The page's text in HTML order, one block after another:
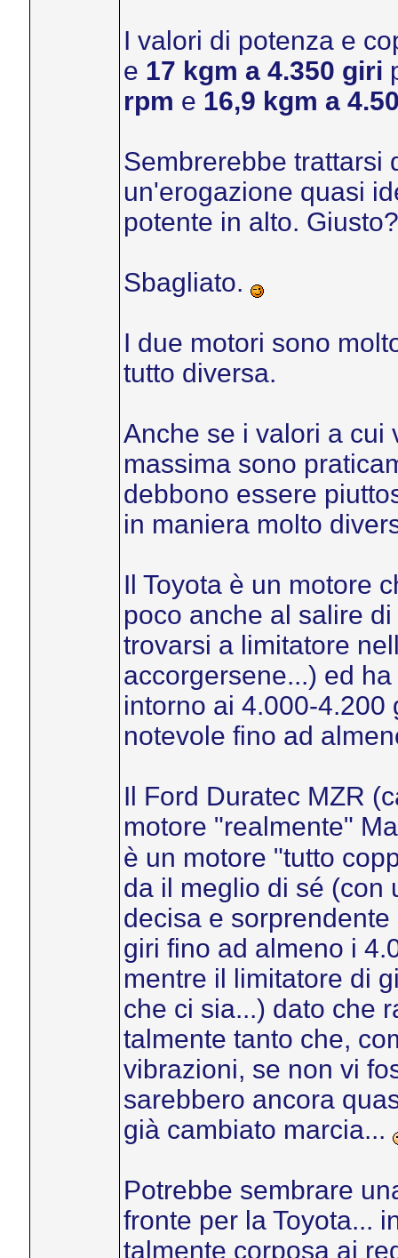
I valori di potenza e
e 17 kgm a 4.350 giri
rpm e 16,9 kgm a
Sembrerebbe trattarsi
un'erogazione quasi
potente in alto. Giusto?
Sbagliato.
I due motori sono
tutto diversa.
Anche se i valori a cui
massima sono
debbono essere
in maniera molto
Il Toyota è un motore
poco anche al salire
trovarsi a limitatore
accorgersene...) ed
intorno ai 4.000-4.200
notevole fino ad
Il Ford Duratec MZR
motore "realmente"
è un motore "tutto
da il meglio di sé (con
decisa e
giri fino ad almeno i
mentre il limitatore di
che ci sia...) dato che
talmente tanto che,
vibrazioni, se non vi
sarebbero ancora
già cambiato marcia...
Potrebbe sembrare
fronte per la Toyota...
talmente corposa ai